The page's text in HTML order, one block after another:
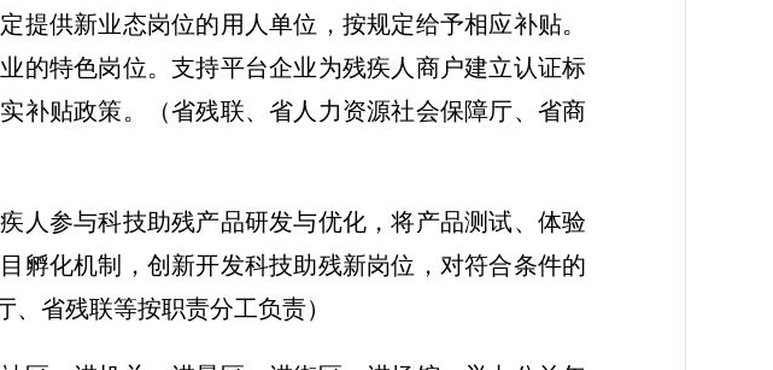
供新业态岗位的用人单位，按规定给予相应补贴。
的特色岗位。支持平台企业为残疾人商户建立认证标
补贴政策。
（省残联、省人力资源社会保障厅、省商
人参与科技助残产品研发与优化，将产品测试、体验
孵化机制，创新开发科技助残新岗位，对符合条件的
、省残联等按职责分工负责）